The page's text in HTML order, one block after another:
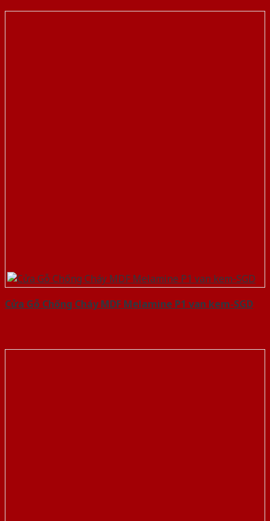
Cửa Gỗ Chống Cháy MDF Melamine P1 van kem-SGD